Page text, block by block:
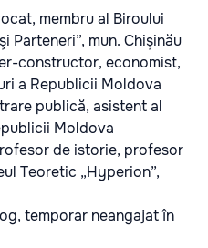
membru al Biroului
Parteneri”, mun. Chişinău
constructor, economist,
a Republicii Moldova
publică, asistent al
Moldova
de istorie, profesor
Teoretic „Hyperion”,
temporar neangajat în